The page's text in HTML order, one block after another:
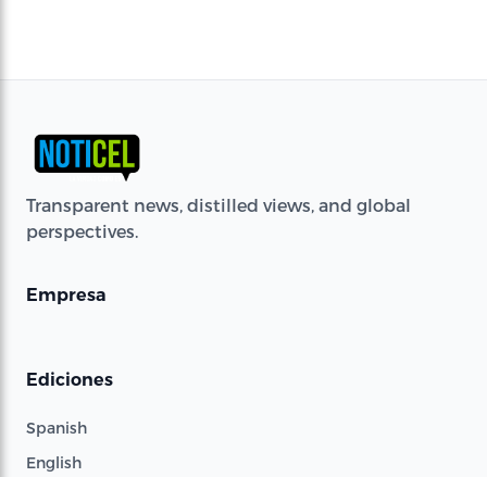
Transparent news, distilled views, and global
perspectives.
Empresa
Ediciones
Spanish
English